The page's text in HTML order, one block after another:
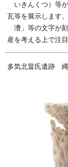
いきんくつ）等が
瓦等を展示します
漕」等の文字が
産を考える上で注
多気北畠氏遺跡